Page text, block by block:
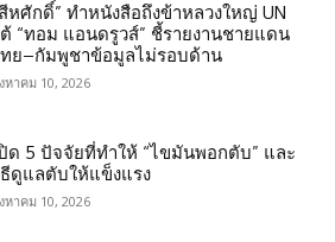
หศักดิ์” ทำหนังสือถึงข้าหลวงใหญ่ UN
“ทอม แอนดรูวส์” ชี้รายงานชายแดน
ย–กัมพูชาข้อมูลไม่รอบด้าน
หาคม 10, 2026
ด 5 ปัจจัยที่ทำให้ “ไขมันพอกตับ” และ
ดูแลตับให้แข็งแรง
หาคม 10, 2026